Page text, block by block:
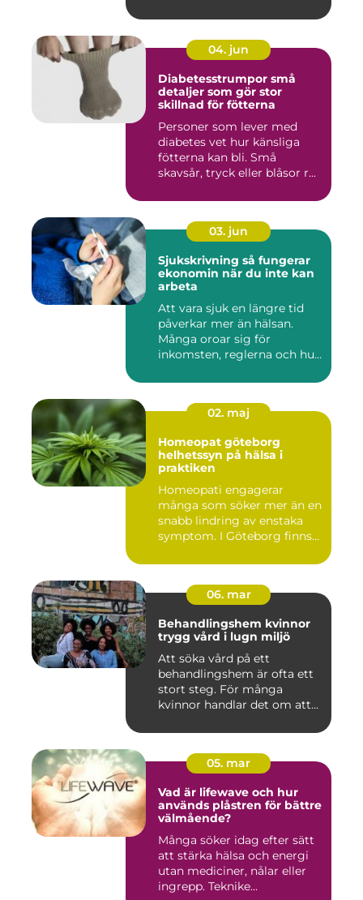
04. jun
Diabetesstrumpor små
detaljer som gör stor
skillnad för fötterna
Personer som lever med
diabetes vet hur känsliga
fötterna kan bli. Små
skavsår, tryck eller blåsor r...
03. jun
Sjukskrivning så fungerar
ekonomin när du inte kan
arbeta
Att vara sjuk en längre tid
påverkar mer än hälsan.
Många oroar sig för
inkomsten, reglerna och hur
02. maj
Homeopat göteborg
helhetssyn på hälsa i
praktiken
Homeopati engagerar
många som söker mer än en
snabb lindring av enstaka
symptom. I Göteborg finns
06. mar
Behandlingshem kvinnor
trygg vård i lugn miljö
Att söka vård på ett
behandlingshem är ofta ett
stort steg. För många
kvinnor handlar det om att
05. mar
Vad är lifewave och hur
används plåstren för bättre
välmående?
Många söker idag efter sätt
att stärka hälsa och energi
utan mediciner, nålar eller
ingrepp. Teknike...